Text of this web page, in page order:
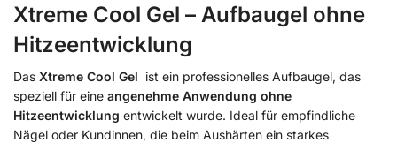
Xtreme Cool Gel – Aufbaugel ohne
Hitzeentwicklung
Das Xtreme Cool Gel ist ein professionelles Aufbaugel, das
speziell für eine angenehme Anwendung ohne
Hitzeentwicklung entwickelt wurde. Ideal für empfindliche
Nägel oder Kundinnen, die beim Aushärten ein starkes